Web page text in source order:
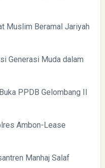
di Balik Kasus Hukum
Muslim Beramal Jariyah
Generasi Muda dalam
PPDB Gelombang II
Ambon-Lease
Manhaj Salaf